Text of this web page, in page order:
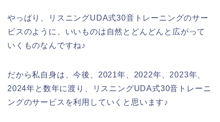
やっぱり、リスニングUDA式30音トレーニングのサー
ビスのように、いいものは自然とどんどんと広がって
いくものなんですね♪
だから私自身は、今後、2021年、2022年、2023年、
2024年と数年に渡り、リスニングUDA式30音トレーニ
ングのサービスを利用していくと思います♪